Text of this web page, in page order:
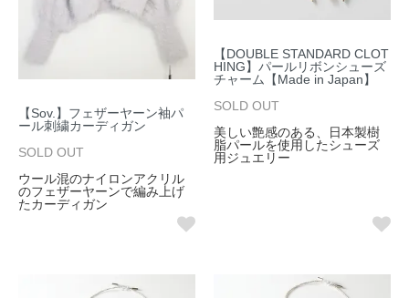
【Sov.】フェザーヤーン袖パ
ール刺繍カーディガン
SOLD OUT
ウール混のナイロンアクリル
のフェザーヤーンで編み上げ
たカーディガン
【DOUBLE STANDARD CLOT
HING】パールリボンシューズ
チャーム【Made in Japan】
SOLD OUT
美しい艶感のある、日本製樹
脂パールを使用したシューズ
用ジュエリー